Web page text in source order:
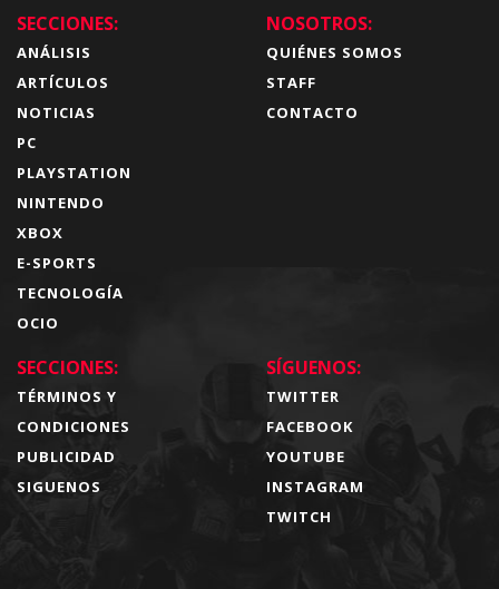
SECCIONES:
ANÁLISIS
ARTÍCULOS
NOTICIAS
PC
PLAYSTATION
NINTENDO
XBOX
E-SPORTS
TECNOLOGÍA
OCIO
NOSOTROS:
QUIÉNES SOMOS
STAFF
CONTACTO
SECCIONES:
TÉRMINOS Y
CONDICIONES
PUBLICIDAD
SIGUENOS
SÍGUENOS:
TWITTER
FACEBOOK
YOUTUBE
INSTAGRAM
TWITCH